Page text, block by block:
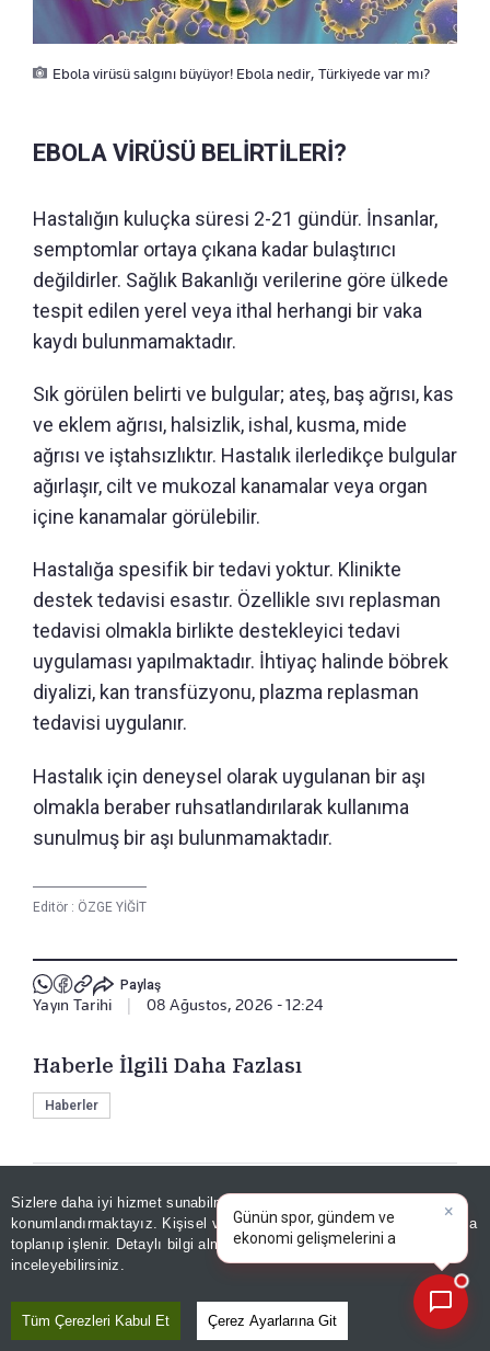
Sizlere daha iyi hizmet sunabilmek adına sitemizde
konumlandırmaktayız. Kişisel verileriniz, KVKK ve GDPR kapsamında
toplanıp işlenir. Detaylı bilgi almak içinAydınlatma Metnimizi
inceleyebilirsiniz.
Tüm Çerezleri Kabul Et Çerez Ayarlarına Git
Ebola virüsü salgını büyüyor! Ebola nedir, Türkiyede var mı?
EBOLA VİRÜSÜ BELİRTİLERİ?
Hastalığın kuluçka süresi 2-21 gündür. İnsanlar,
semptomlar ortaya çıkana kadar bulaştırıcı
değildirler. Sağlık Bakanlığı verilerine göre ülkede
tespit edilen yerel veya ithal herhangi bir vaka
kaydı bulunmamaktadır.
Sık görülen belirti ve bulgular; ateş, baş ağrısı, kas
ve eklem ağrısı, halsizlik, ishal, kusma, mide
ağrısı ve iştahsızlıktır. Hastalık ilerledikçe bulgular
ağırlaşır, cilt ve mukozal kanamalar veya organ
içine kanamalar görülebilir.
Hastalığa spesifik bir tedavi yoktur. Klinikte
destek tedavisi esastır. Özellikle sıvı replasman
tedavisi olmakla birlikte destekleyici tedavi
uygulaması yapılmaktadır. İhtiyaç halinde böbrek
diyalizi, kan transfüzyonu, plazma replasman
tedavisi uygulanır.
Hastalık için deneysel olarak uygulanan bir aşı
olmakla beraber ruhsatlandırılarak kullanıma
sunulmuş bir aşı bulunmamaktadır.
Editör : ÖZGE YİĞİT
Paylaş
Yayın Tarihi 08 Ağustos, 2026 - 12:24
Haberle İlgili Daha Fazlası
Haberler
Bizi Takip Edin ×
Günün spor, gündem ve
ekonomi gelişmelerini analiz
edin!